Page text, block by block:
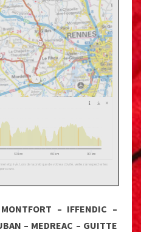
– IFFENDIC –
– MEDREAC – GUITTE